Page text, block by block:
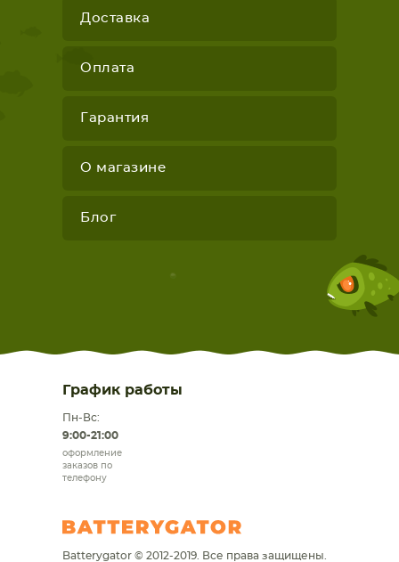
Доставка
Оплата
Гарантия
О магазине
Блог
График работы
Пн-Вс:
9:00-21:00
оформление
заказов по
телефону
Batterygator © 2012-2019. Все права защищены.